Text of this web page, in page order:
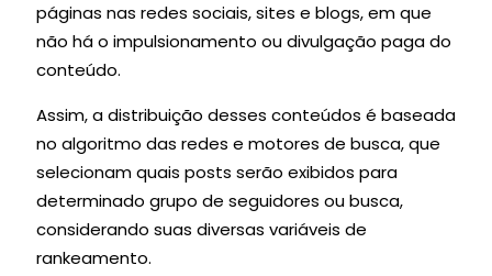
páginas nas redes sociais, sites e blogs, em que
não há o impulsionamento ou divulgação paga do
conteúdo.
Assim, a distribuição desses conteúdos é baseada
no algoritmo das redes e motores de busca, que
selecionam quais posts serão exibidos para
determinado grupo de seguidores ou busca,
considerando suas diversas variáveis de
rankeamento.